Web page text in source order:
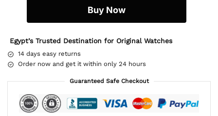
Buy Now
Egypt’s Trusted Destination for Original Watches
14 days easy returns
Order now and get it within only 24 hours
Guaranteed Safe Checkout